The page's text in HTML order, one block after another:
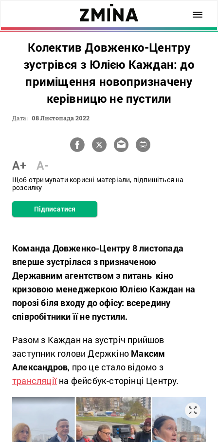
Колектив Довженко-Центру
зустрівся з Юлією Каждан: до
приміщення новопризначену
керівницю не пустили
Дата: 08 Листопада 2022
A+ A-
Щоб отримувати корисні матеріали, підпишіться на
розсилку
Підписатися
Команда Довженко-Центру 8 листопада
вперше зустрілася з призначеною
Державним агентством з питань кіно
кризовою менеджеркою Юлією Каждан на
порозі біля входу до офісу: всередину
співробітники її не пустили.
Разом з Каждан на зустріч прийшов
заступник голови Держкіно Максим
Александров, про це стало відомо з
трансляціїна фейсбук-сторінці Центру.